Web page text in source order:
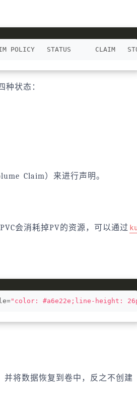
POLICY   STATUS      CLAIM
种状态：
Claim）来进行声明。
会消耗掉PV的资源，可以通过
"color: #a6e22e;line-height:
并将数据恢复到卷中，反之不创建